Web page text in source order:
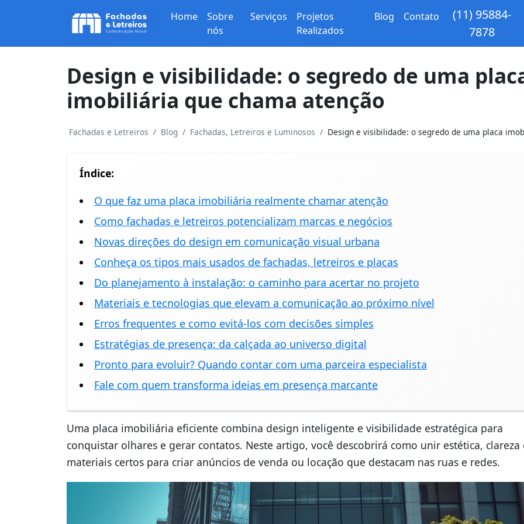
Home
Sobre
nós
Serviços
Projetos
Realizados
Blog Contato
(11) 95884-
7878
Design e visibilidade: o segredo de uma
imobiliária que chama atenção
Fachadas e Letreiros Blog Fachadas, Letreiros e Luminosos Design e visibilidade: o segredo de uma placa
Índice:
O que faz uma placa imobiliária realmente chamar atenção
Como fachadas e letreiros potencializam marcas e negócios
Novas direções do design em comunicação visual urbana
Conheça os tipos mais usados de fachadas, letreiros e placas
Do planejamento à instalação: o caminho para acertar no projeto
Materiais e tecnologias que elevam a comunicação ao próximo nível
Erros frequentes e como evitá-los com decisões simples
Estratégias de presença: da calçada ao universo digital
Pronto para evoluir? Quando contar com uma parceira especialista
Fale com quem transforma ideias em presença marcante
Uma placa imobiliária eficiente combina design inteligente e visibilidade estratégica para
conquistar olhares e gerar contatos. Neste artigo, você descobrirá como unir estética, clareza
materiais certos para criar anúncios de venda ou locação que destacam nas ruas e redes.